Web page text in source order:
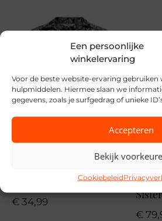
Een persoonlijke
winkelervaring
Voor de beste website-ervaring gebruiken
hulpmiddelen. Hiermee slaan we
gegevens, zoals je surfgedrag of unieke
Accepteren
Bekijk
Cookiebeleid
VZ26
MPN
€ 34,99
€